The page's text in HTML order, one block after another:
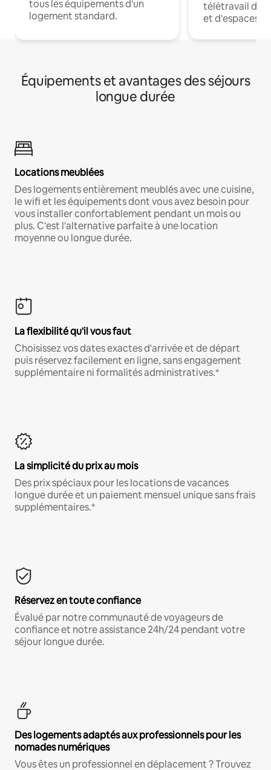
tous les équipements d'un
logement standard.
télétravail
et d'espaces
Équipements et avantages des séjours
longue durée
Locations meublées
Des logements entièrement meublés avec une cuisine,
le wifi et les équipements dont vous avez besoin pour
vous installer confortablement pendant un mois ou
plus. C'est l'alternative parfaite à une location
moyenne ou longue durée.
La flexibilité qu'il vous faut
Choisissez vos dates exactes d'arrivée et de départ
puis réservez facilement en ligne, sans engagement
supplémentaire ni formalités administratives.*
La simplicité du prix au mois
Des prix spéciaux pour les locations de vacances
longue durée et un paiement mensuel unique sans frais
supplémentaires.*
Réservez en toute confiance
Évalué par notre communauté de voyageurs de
confiance et notre assistance 24h/24 pendant votre
séjour longue durée.
Des logements adaptés aux professionnels pour les
nomades numériques
Vous êtes un professionnel en déplacement ? Trouvez